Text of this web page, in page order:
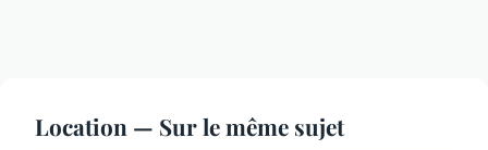
Location — Sur le même sujet